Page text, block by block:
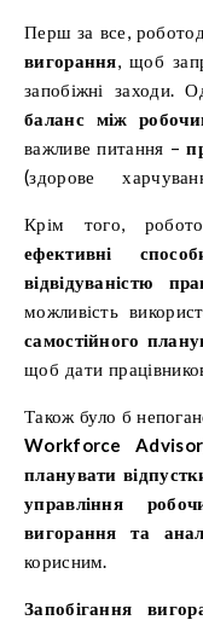
Перш за все,
вигорання, щоб
запобіжні заходи.
баланс між
важливе питання –
(здорове
помічаємо, що
вирішили
формі
психотерапії).
Крім того,
ефективні
відвідуваністю
можливість
самостійного
щоб дати
Також було б
Workforce Advisor
планувати
управління
вигорання та
корисним.
Запобігання